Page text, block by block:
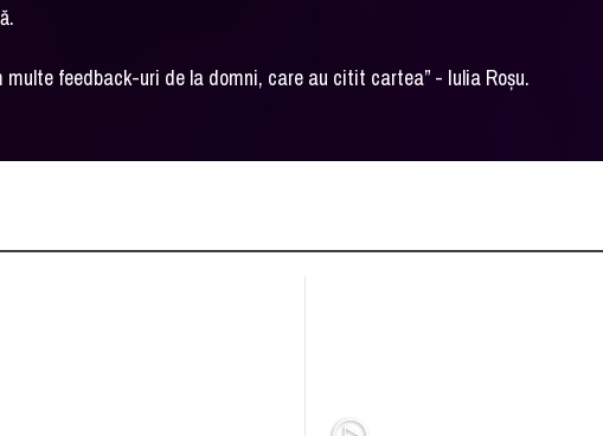
feedback-uri de la domni, care au citit cartea” - Iulia Roșu.